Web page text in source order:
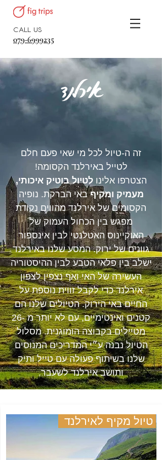
CALL US
079-6999235
אירלנד
זה ה-טיול לכל מי שאי פעם חלם
לטייל באירלנד הקסומה!
הצטרפו אלינולטיול בוטיק איכותי,
מעמיק ומקיףבאי הברקת. נופיה
הקסומים של אירלנד מהווים נקודת
מפגש בין הכחול העמוק של
האוקיינוס האטלנטי לבין אינספור
גוונים של ירוק. המסע שלנו באירלנד
ישלב בין פלאי הטבע לבין ההיסטוריה
העשירה של האי ואף נצפין לצפון
אירלנד כדי לקבל זווית נוספת על
החיים באי הירוק. הטיולים שלנו הם
קטנים ואינטימיים, עם לא יותר מ -26
מטיילים בקבוצה הומוגנית. מסלול
הטיול נבנה ע״י המדריכים המנוסים
שלנו בשיתוף פעולה עם טייל ותיק
ותושב אירלנד לשעבר.
טיול מקיף לאירלנד